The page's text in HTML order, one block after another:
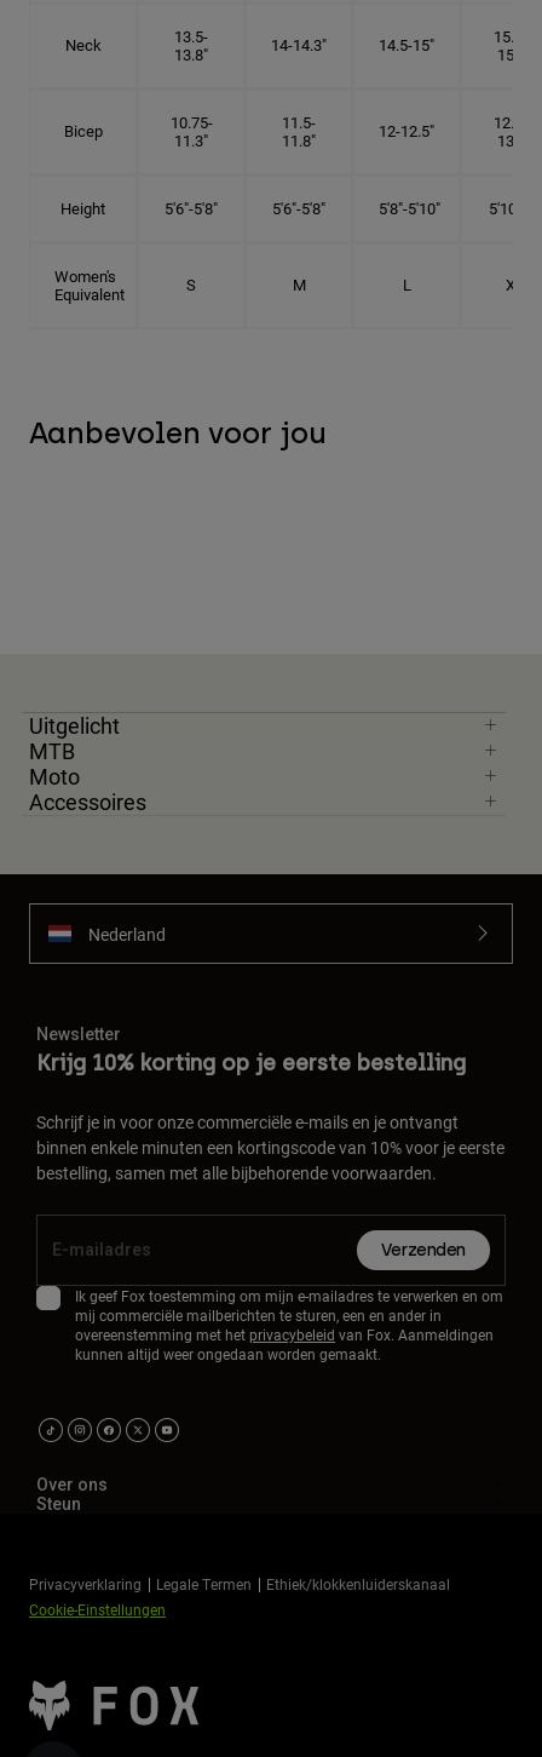
Neck
13.5-
13.8"
14-14.3" 14.5-15"
15.25-
15.5"
Bicep
10.75-
11.3"
11.5-
11.8"
12-12.5"
12.75-
13.3"
Height 5'6"-5'8" 5'6"-5'8" 5'8"-5'10" 5'10"- 6'
Women's
Equivalent
S M L XL
Aanbevolen voor jou
Uitgelicht
MTB
Moto
Accessoires
Nederland
Newsletter
Krijg 10% korting op je eerste bestelling
Schrijf je in voor onze commerciële e-mails en je ontvangt
binnen enkele minuten een kortingscode van 10% voor je eerste
bestelling, samen met alle bijbehorende voorwaarden.
Verzenden
Ik geef Fox toestemming om mijn e-mailadres te verwerken en om
mij commerciële mailberichten te sturen, een en ander in
overeenstemming met het privacybeleid van Fox. Aanmeldingen
kunnen altijd weer ongedaan worden gemaakt.
Over ons
Steun
Privacyverklaring Legale Termen
Ethiek/klokkenluiderskanaal
Cookie-Einstellungen